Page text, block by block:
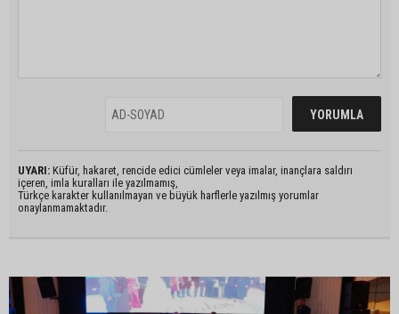
UYARI: Küfür, hakaret, rencide edici cümleler veya imalar, inançlara saldırı
içeren, imla kuralları ile yazılmamış,
Türkçe karakter kullanılmayan ve büyük harflerle yazılmış yorumlar
onaylanmamaktadır.